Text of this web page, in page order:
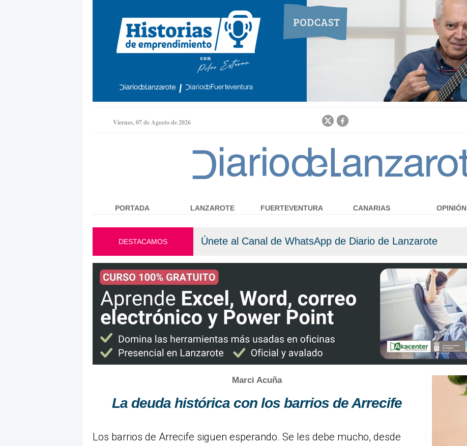
Jump to navigation
Viernes, 07 de Agosto de 2026
DESTACAMOS Únete al Canal de WhatsApp de Diario de Lanzarote
Marci Acuña
La deuda histórica con los barrios de Arrecife
Los barrios de Arrecife siguen esperando. Se les debe mucho, desde
PORTADA LANZAROTE FUERTEVENTURA CANARIAS OPINIÓN